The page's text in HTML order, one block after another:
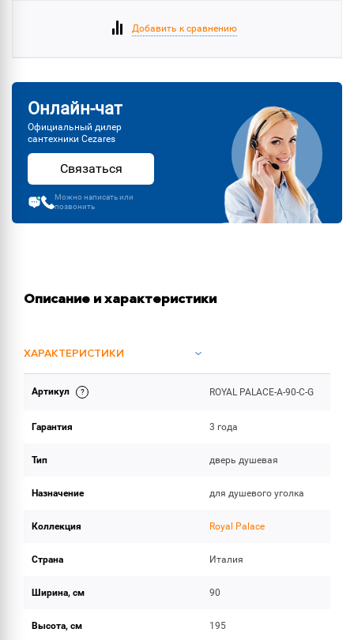
Добавить к сравнению
Онлайн-чат
Официальный дилер
сантехники Cezares
Связаться
Можно написать или
позвонить
Описание и характеристики
ХАРАКТЕРИСТИКИ
ОБЪЕМ ПОСТАВКИ
Артикул ROYAL PALACE-A-90-C-G
Гарантия 3 года
Тип дверь душевая
Назначение для душевого уголка
Коллекция Royal Palace
Страна Италия
Ширина, см 90
Высота, см 195